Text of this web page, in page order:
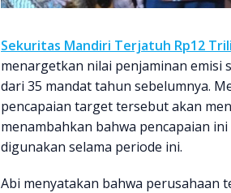
Sekuritas Mandiri Terjatuh Rp12
menargetkan nilai penjaminan emisi
dari 35 mandat tahun sebelumnya.
pencapaian target tersebut akan
menambahkan bahwa pencapaian
digunakan selama periode ini.
Abi menyatakan bahwa perusahaan